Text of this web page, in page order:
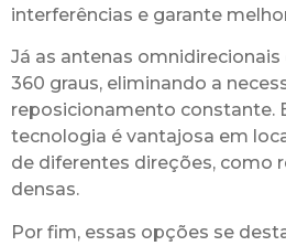
interferências e garante
Já as antenas
360 graus, eliminando a
reposicionamento constante.
tecnologia é vantajosa em
de diferentes direções, como
densas.
Por fim, essas opções se